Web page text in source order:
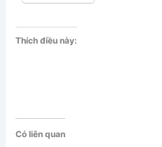
Thích điều này:
Có liên quan